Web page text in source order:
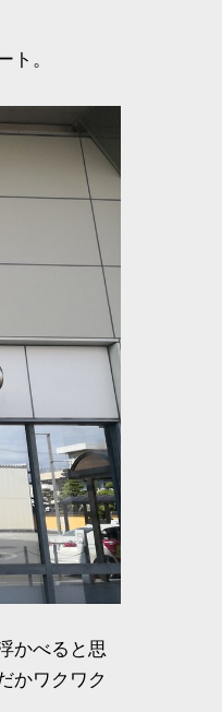
ト。
かべると思
かワクワク